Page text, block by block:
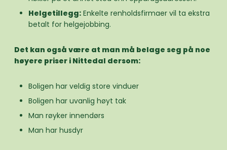
Helgetillegg: Enkelte renholdsfirmaer vil ta ekstra
betalt for helgejobbing.
Det kan også være at man må belage seg på noe
høyere priser i Nittedal dersom:
Boligen har veldig store vinduer
Boligen har uvanlig høyt tak
Man røyker innendørs
Man har husdyr